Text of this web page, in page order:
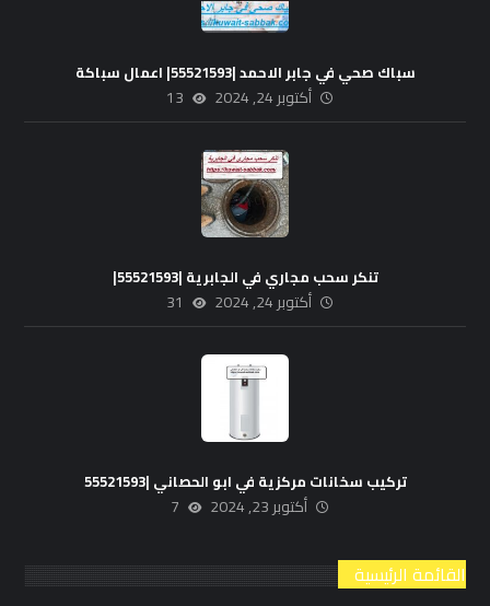
سباك صحي في جابر الاحمد |55521593| اعمال سباكة
أكتوبر 24, 2024 13
تنكر سحب مجاري في الجابرية |55521593|
أكتوبر 24, 2024 31
تركيب سخانات مركزية في ابو الحصاني |55521593
أكتوبر 23, 2024 7
القائمة الرئيسية